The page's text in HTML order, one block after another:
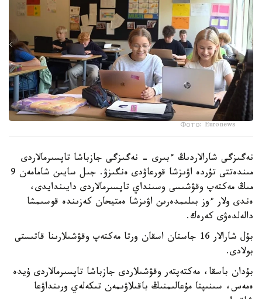
Фото: Euronews
نەگىزگى شارالاردىڭ ءبىرى - نەگىزگى جازباشا تاپسىرمالاردى
مىندەتتى تۇردە اۋىزشا قورعاۋدى ەنگىزۋ. جىل سايىن شامامەن 9
مىڭ مەكتەپ وقۋشىسى وسىنداي تاپسىرمالاردى دايىندايدى،
ەندى ولار ءوز بىلىمدەرىن اۋىزشا ەمتيحان كەزىندە قوسىمشا
دالەلدەۋى كەرەك.
بۇل شارالار 16 جاستان اسقان ورتا مەكتەپ وقۋشىلارىنا قاتىستى
بولادى.
بۇدان باسقا، مەكتەپتەر وقۋشىلاردى جازباشا تاپسىرمالاردى ۇيدە
ەمەس، سىنىپتا مۇعالىمنىڭ باقىلاۋىمەن تىكەلەي ورىنداۋعا